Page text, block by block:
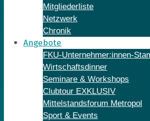
Mitgliederliste
Netzwerk
Chronik
Angebote
FKU-Unternehmer:innen-
Wirtschaftsdinner
Seminare & Workshops
Clubtour EXKLUSIV
Mittelstandsforum Metropol
Sport & Events